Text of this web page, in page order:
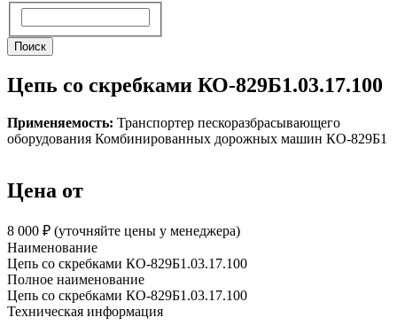
Поиск
Цепь со скребками КО-829Б1.03.17.100
Применяемость: Транспортер пескоразбрасывающего
оборудования Комбинированных дорожных машин КО-829Б1
Цена от
8 000 ₽︁ (уточняйте цены у менеджера)
Наименование
Цепь со скребками КО-829Б1.03.17.100
Полное наименование
Цепь со скребками КО-829Б1.03.17.100
Техническая информация